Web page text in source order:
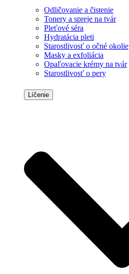
Odličovanie a čistenie
Tonery a spreje na tvár
Pleťové séra
Hydratácia pleti
Starostlivosť o očné okolie
Masky a exfoliácia
Opaľovacie krémy na tvár
Starostlivosť o pery
Líčenie